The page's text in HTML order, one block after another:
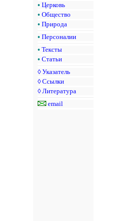
• Церковь
• Общество
• Природа
• Персоналии
• Тексты
• Статьи
◊ Указатель
◊ Ссылки
◊ Литература
email